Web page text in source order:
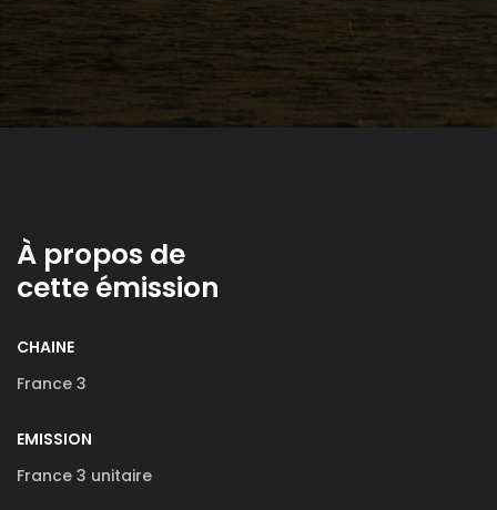
À propos de
cette émission
CHAINE
France 3
EMISSION
France 3 unitaire